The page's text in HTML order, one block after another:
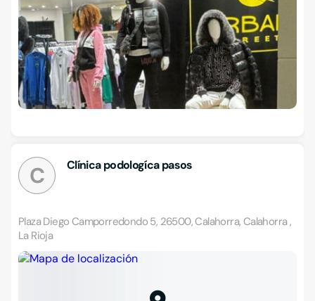
C Clínica podologíca pasos
Plaza Diego Camporredondo 5, 26500, Calahorra, Calahorra ,
La Rioja